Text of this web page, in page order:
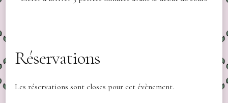
Réservations
Les réservations sont closes pour cet évènement.